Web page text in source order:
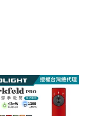
此